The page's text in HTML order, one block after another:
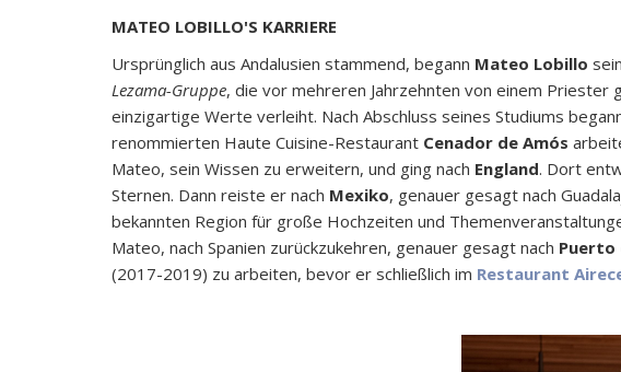
MATEO LOBILLO'S KARRIERE
Ursprünglich aus Andalusien stammend, begann Mateo Lobillo
Lezama-Gruppe, die vor mehreren Jahrzehnten von einem
einzigartige Werte verleiht. Nach Abschluss seines Studiums
renommierten Haute Cuisine-Restaurant Cenador de Amós
Mateo, sein Wissen zu erweitern, und ging nach England. Dort
Sternen. Dann reiste er nach Mexiko, genauer gesagt nach
bekannten Region für große Hochzeiten und
Mateo, nach Spanien zurückzukehren, genauer gesagt nach Puerto
(2017-2019) zu arbeiten, bevor er schließlich im Restaurant